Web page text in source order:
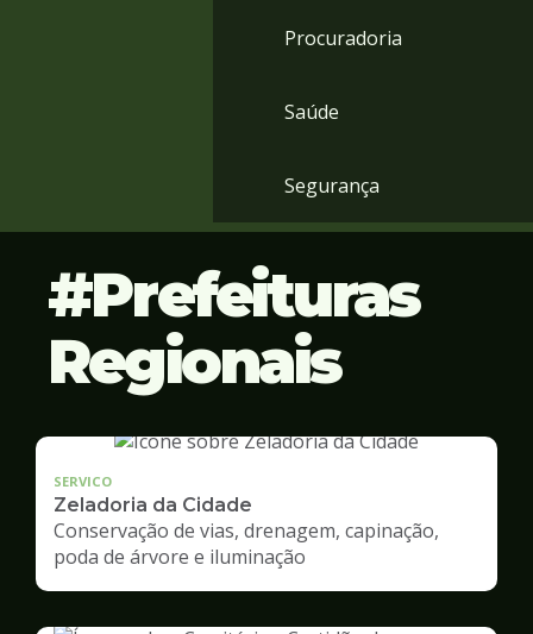
Procuradoria
Saúde
Segurança
Prefeituras
Regionais
SERVICO
Zeladoria da Cidade
Conservação de vias, drenagem, capinação,
poda de árvore e iluminação